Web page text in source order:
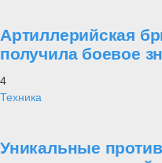
Артиллерийская
получила боевое
4
Техника
Уникальные